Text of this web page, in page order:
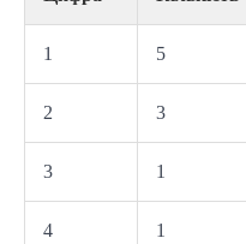
1 5
2 3
3 1
4 1